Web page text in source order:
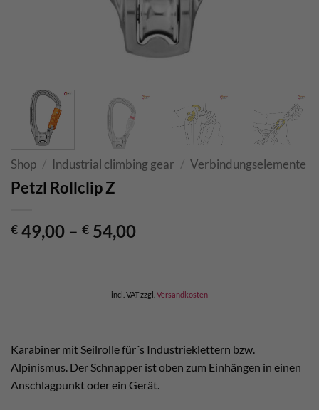
Shop / Industrial climbing gear / Verbindungselemente
Petzl Rollclip Z
€ 49,00 – € 54,00
incl. VATzzgl. Versandkosten
Karabiner mit Seilrolle für´s Industrieklettern bzw.
Alpinismus. Der Schnapper ist oben zum Einhängen in einen
Anschlagpunkt oder ein Gerät.